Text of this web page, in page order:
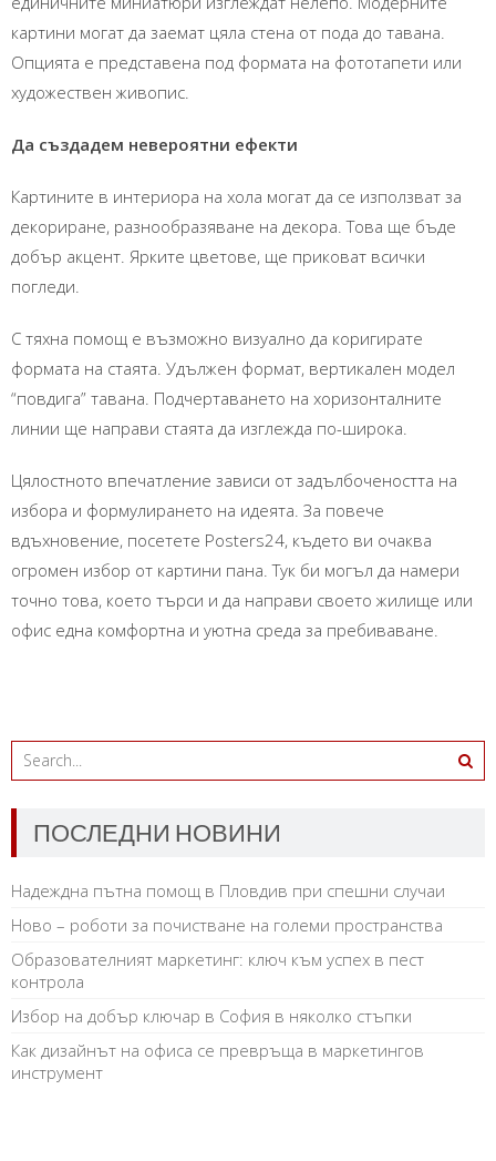
картини могат да заемат цяла стена от пода до тавана.
Опцията е представена под формата на фототапети или
художествен живопис.
Да създадем невероятни ефекти
Картините в интериора на хола могат да се използват за
декориране, разнообразяване на декора. Това ще бъде
добър акцент. Ярките цветове, ще приковат всички
погледи.
С тяхна помощ е възможно визуално да коригирате
формата на стаята. Удължен формат, вертикален модел
“повдига” тавана. Подчертаването на хоризонталните
линии ще направи стаята да изглежда по-широка.
Цялостното впечатление зависи от задълбочеността на
избора и формулирането на идеята. За повече
вдъхновение, посетете Posters24, където ви очаква
огромен избор от картини пана. Тук би могъл да намери
точно това, което търси и да направи своето жилище или
офис една комфортна и уютна среда за пребиваване.
ПОСЛЕДНИ НОВИНИ
Надеждна пътна помощ в Пловдив при спешни случаи
Ново – роботи за почистване на големи пространства
Образователният маркетинг: ключ към успех в пест
контрола
Избор на добър ключар в София в няколко стъпки
Как дизайнът на офиса се превръща в маркетингов
инструмент